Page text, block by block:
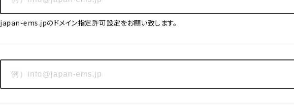
japan-ems.jpのドメイン指定許可設定をお願い致します。